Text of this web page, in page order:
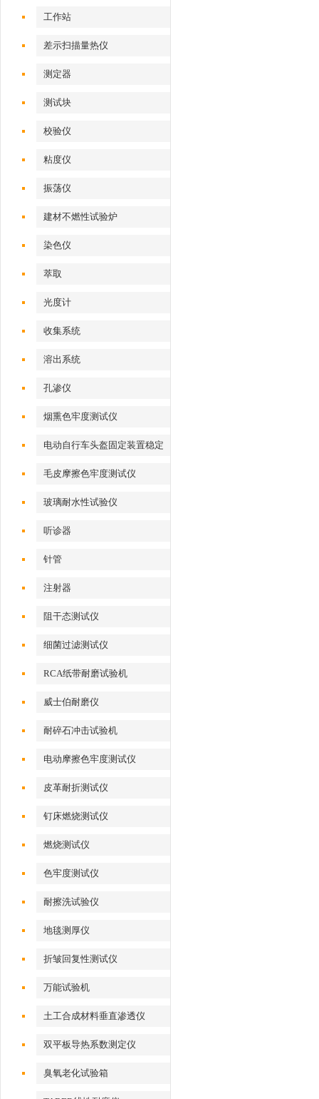
工作站
差示扫描量热仪
测定器
测试块
校验仪
粘度仪
振荡仪
建材不燃性试验炉
染色仪
萃取
光度计
收集系统
溶出系统
孔渗仪
烟熏色牢度测试仪
电动自行车头盔固定装置稳定
性测试仪
毛皮摩擦色牢度测试仪
玻璃耐水性试验仪
听诊器
针管
注射器
阻干态测试仪
细菌过滤测试仪
RCA纸带耐磨试验机
威士伯耐磨仪
耐碎石冲击试验机
电动摩擦色牢度测试仪
皮革耐折测试仪
钉床燃烧测试仪
燃烧测试仪
色牢度测试仪
耐擦洗试验仪
地毯测厚仪
折皱回复性测试仪
万能试验机
土工合成材料垂直渗透仪
双平板导热系数测定仪
臭氧老化试验箱